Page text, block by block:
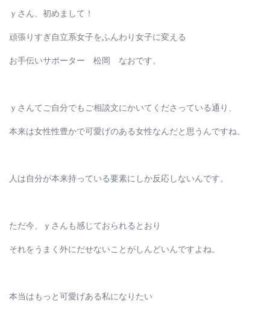
ｙさん、初めまして！
頑張りすぎ自立系女子をふんわり女子に変える
お手伝いサポーター 松岡 なおです。
ｙさんてご自分でもご相談文にかいてくださっている通り、
本来は女性性豊かで可愛げのある女性なんだと思うんですね。
人は自分が本来持っている要素にしか反応しないんです。
ただ今、ｙさんも感じておられるとおり
それをうまく外にだせないことがしんどいんですよね。
本当はもっと可愛げある私になりたい